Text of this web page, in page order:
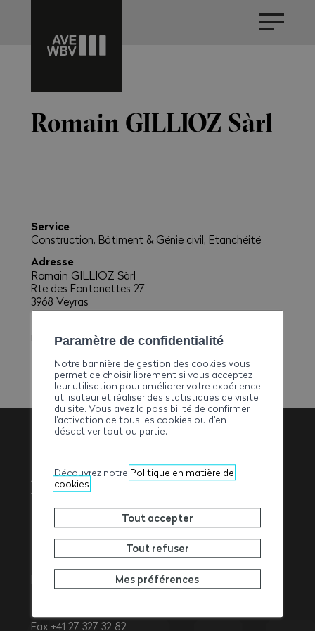
Romain GILLIOZ Sàrl
Service
Construction, Bâtiment & Génie civil, Etanchéité
Adresse
Romain GILLIOZ Sàrl
Rte des Fontanettes 27
3968 Veyras
romal@netplus.ch
Association
Valaisanne des
Entrepreneurs
Fax +41 27 327 32 82
Paramètre de confidentialité
Notre bannière de gestion des cookies vous
permet de choisir librement si vous acceptez
leur utilisation pour améliorer votre expérience
utilisateur et réaliser des statistiques de visite
du site. Vous avez la possibilité de confirmer
l’activation de tous les cookies ou d’en
désactiver tout ou partie.
Découvrez notre Politique en matière de
cookies
Tout accepter
Tout refuser
Mes préférences